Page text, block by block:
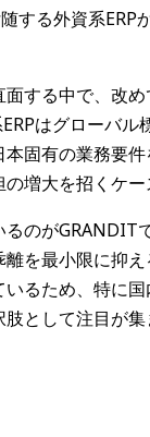
する外資系
する中で、改
はグローバ
固有の業務要
増大を招くケー
のがGRANDIT
を最小限に抑
るため、特に
として注目が集